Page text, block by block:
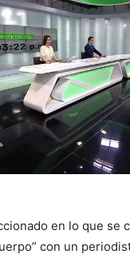
en lo que se
con un